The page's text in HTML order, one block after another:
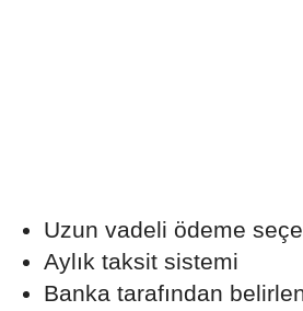
Uzun vadeli ödeme
Aylık taksit sistemi
Banka tarafından